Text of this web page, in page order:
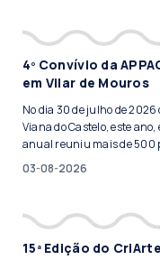
4º Convívio da
em Vilar de Mouros
No dia 30 de julho de 2026
Viana do Castelo, este
anual reuniu mais de 500
03-08-2026
15ª Edição do